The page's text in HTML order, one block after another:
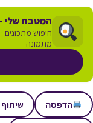
המטבח שלי
חיפוש מתכונים
מתמונה
הדפסה